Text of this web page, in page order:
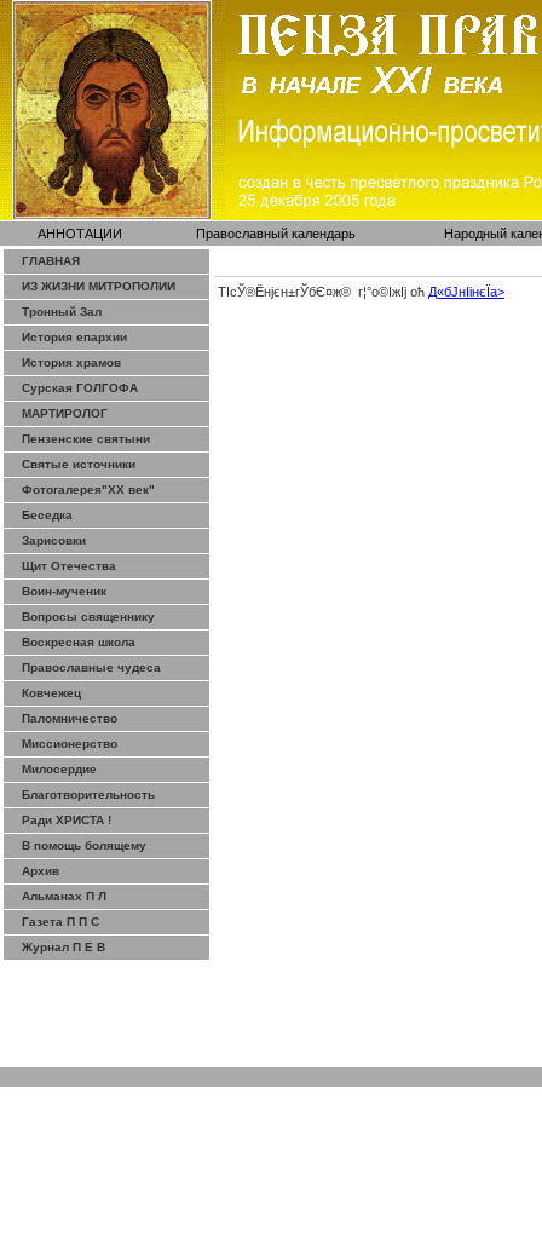
АННОТАЦИИ Православный календарь Народный
ГЛАВНАЯ
ИЗ ЖИЗНИ МИТРОПОЛИИ
Тронный Зал
История епархии
История храмов
Сурская ГОЛГОФА
МАРТИРОЛОГ
Пензенские святыни
Святые источники
Фотогалерея"ХХ век"
Беседка
Зарисовки
Щит Отечества
Воин-мученик
Вопросы священнику
Воскресная школа
Православные чудеса
Ковчежец
Паломничество
Миссионерство
Милосердие
Благотворительность
Ради ХРИСТА !
В помощь болящему
Архив
Альманах П Л
Газета П П С
Журнал П Е В
ТІсЎ®Ёнјєн±­гЎ­бЄ¤ж® г¦°о©ІжІј оћ Д«бЈ­нІінєЇa>